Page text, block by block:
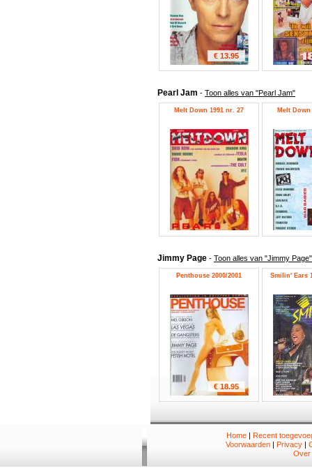
€ 13.95
Pearl Jam - Toon alles van "Pearl Jam"
Melt Down 1991 nr. 27 Melt Down
Jimmy Page - Toon alles van "Jimmy Page"
Penthouse 2000/2001
€ 18.95
Smilin' Ears
Home| Recent
Voorwaarden | Privacy |
Over